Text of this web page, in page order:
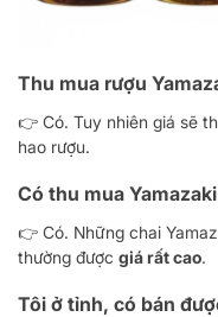
Thu mua rượu
👉 Có. Tuy nhiên giá sẽ
hao rượu.
Có thu mua
👉 Có. Những chai
thường được giá rất cao.
Tôi ở tỉnh, có bán